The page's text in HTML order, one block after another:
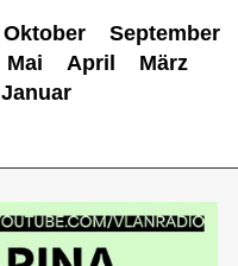
Oktober
September
Mai April
März
Januar